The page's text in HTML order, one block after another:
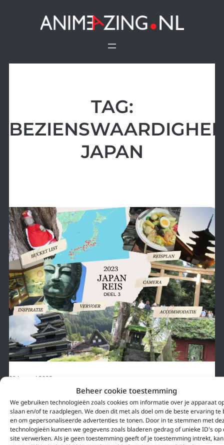
Beheer cookie toestemming
We gebruiken technologieën zoals cookies om informatie over je apparaat
slaan en/of te raadplegen. We doen dit met als doel om de beste ervaring te
en om gepersonaliseerde advertenties te tonen. Door in te stemmen met
technologieën kunnen we gegevens zoals bladeren gedrag of unieke ID's op
site verwerken. Als je geen toestemming geeft of je toestemming intrekt,
TAG:
JAPAN
29 januari 2025
8 PRACHTIGE BEZIENSWAARDIGHEDEN IN
JAPAN ZONDER MASSA TOERISME – TERUGBLIK
JAPAN REIS 2023 | DEEL 3
Een foto zegt meer dan 1000 woorden, maar sommige dingen doet een
foto gewoon te kort. Op internet zie je veel berichten over overtoerisme in